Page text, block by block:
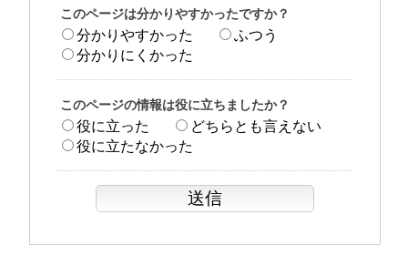
このページは分かりやすかったですか？
分かりやすかった
ふつう
分かりにくかった
このページの情報は役に立ちましたか？
役に立った
どちらとも言えない
役に立たなかった